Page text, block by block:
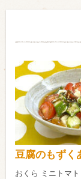
肉
卵・乳製品
お米・麺
類・穀物
ビール
赤ワイン
豆腐のもずく
おくら ミニトマ